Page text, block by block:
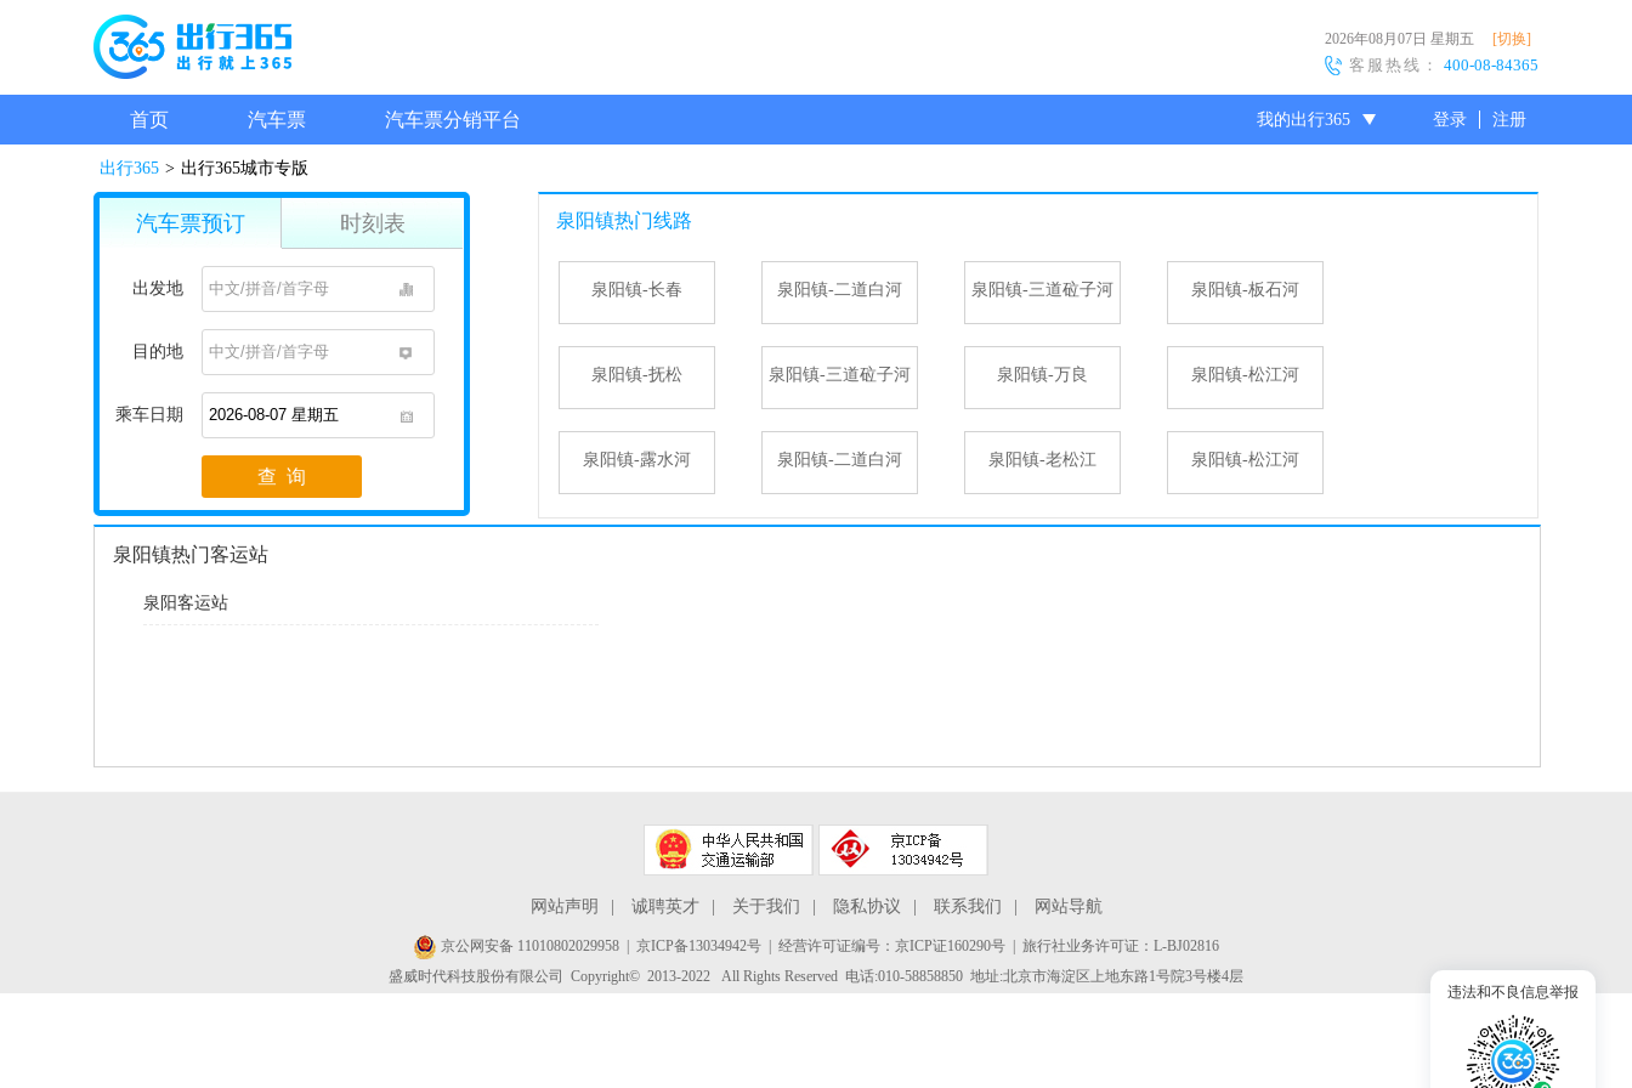
2026年08月07日 星期五 [切换]
客服热线： 400-08-84365
首页 汽车票 汽车票分销平台 我的出行365 登录 注册
出行365 > 出行365城市专版
汽车票预订 时刻表
出发地
目的地
1
乘车日期
1
查 询
泉阳镇热门线路
泉阳镇-长春 泉阳镇-二道白河 泉阳镇-三道砬子河 泉阳镇-板石河
泉阳镇-抚松 泉阳镇-三道砬子河 泉阳镇-万良 泉阳镇-松江河
泉阳镇-露水河 泉阳镇-二道白河 泉阳镇-老松江 泉阳镇-松江河
泉阳镇热门客运站
泉阳客运站
网站声明 诚聘英才 关于我们 隐私协议 联系我们 网站导航
京公网安备 11010802029958 京ICP备13034942号 | 经营许可证编号：京ICP证160290号 | 旅行社业务许可证：L-BJ02816
盛威时代科技股份有限公司 Copyright© 2013-2022 All Rights Reserved 电话:010-58858850 地址:北京市海淀区上地东路1号院3号楼4层
违法和不良信息举报